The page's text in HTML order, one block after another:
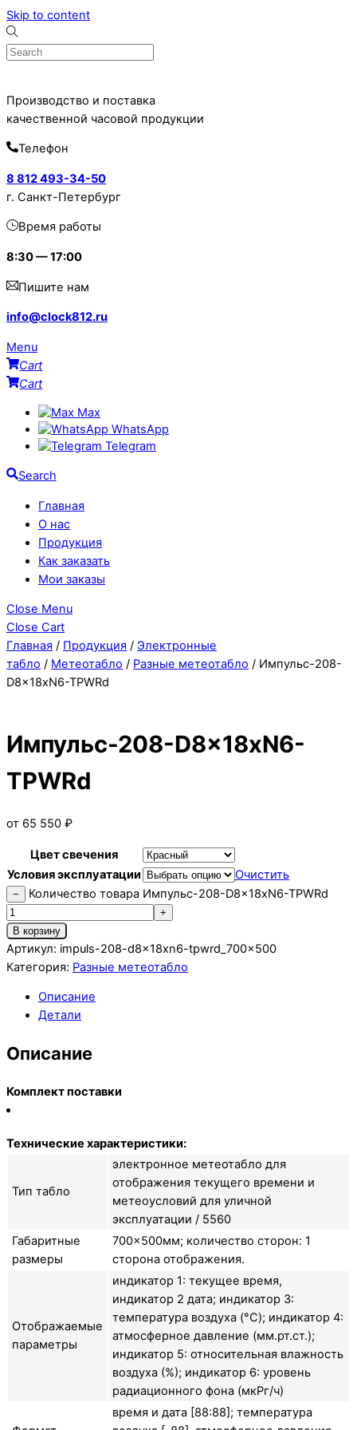
Skip to content
Производство и поставка
качественной часовой продукции
Телефон
8 812 493-34-50
г. Санкт-Петербург
Время работы
8:30 — 17:00
Пишите нам
info@clock812.ru
Menu
Cart
Cart
Max
WhatsApp
Telegram
Search
Главная
О нас
Продукция
Как заказать
Мои заказы
Close Menu
Close Cart
Главная / Продукция / Электронные
табло / Метеотабло / Разные метеотабло / Импульс-208-
D8x18xN6-TPWRd
Импульс-208-D8x18xN6-
TPWRd
от 65 550 ₽
Цвет свечения
Условия эксплуатации
Очистить
− Количество товара Импульс-208-D8x18xN6-TPWRd
+
В корзину
Артикул: impuls-208-d8x18xn6-tpwrd_700x500
Категория: Разные метеотабло
Описание
Детали
Описание
Комплект поставки
Технические характеристики:
Тип табло
электронное метеотабло для
отображения текущего времени и
метеоусловий для уличной
эксплуатации / 5560
Габаритные
размеры
700×500мм; количество сторон: 1
сторона отображения.
Отображаемые
параметры
индикатор 1: текущее время,
индикатор 2 дата; индикатор 3:
температура воздуха (°C); индикатор 4:
атмосферное давление (мм.рт.ст.);
индикатор 5: относительная влажность
воздуха (%); индикатор 6: уровень
радиационного фона (мкРг/ч)
время и дата [88:88]; температура